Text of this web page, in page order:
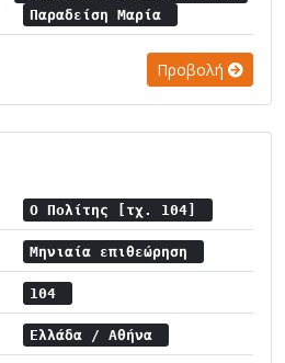
Παραδείση Μαρία
Προβολή
Ο Πολίτης [τχ. 104]
Μηνιαία επιθεώρηση
104
Ελλάδα / Αθήνα